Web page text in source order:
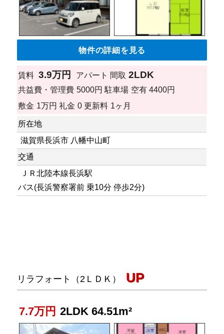
物件の詳細を見る
賃料 3.9万円 アパート 間取 2LDK
共益費・管理費 5000円 駐車場 空有 4400円
敷金 1万円 礼金 0 更新料 1ヶ月
所在地
滋賀県長浜市 八幡中山町
交通
ＪＲ北陸本線長浜駅
バス(長浜警察署前 乗10分 停歩2分)
リラフォート（2ＬＤＫ） UP
7.7万円 2LDK 64.51m²